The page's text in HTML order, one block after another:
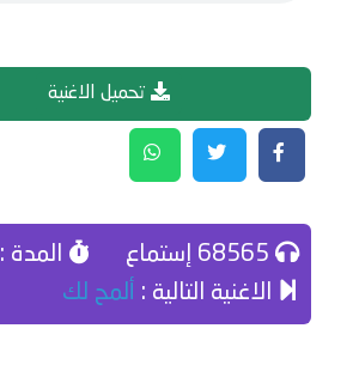
تحميل الاغنية
المدة : 04:19
الاغنية التالية :
ألمح لك